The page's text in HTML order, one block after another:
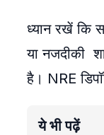
ध्यान रखें कि
या नजदीकी
है। NRE
ये भी पढ़ें